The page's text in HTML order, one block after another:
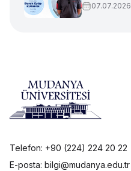
07.07.2026
Telefon: +90 (224) 224 20 22
E-posta: bilgi@mudanya.edu.tr